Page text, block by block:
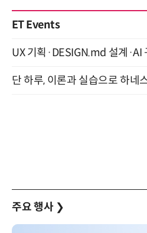
ET Events
주요 행사 ❯